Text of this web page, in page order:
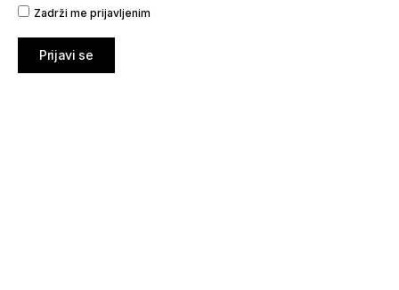
Zadrži me prijavljenim
Prijavi se